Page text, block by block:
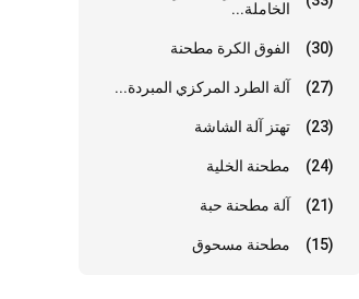
الخاملة...
الفوق الكرة مطحنة (30)
آلة الطرد المركزي المبردة... (27)
تهتز آلة الشاشة (23)
مطحنة الخلية (24)
آلة مطحنة حبة (21)
مطحنة مسحوق (15)